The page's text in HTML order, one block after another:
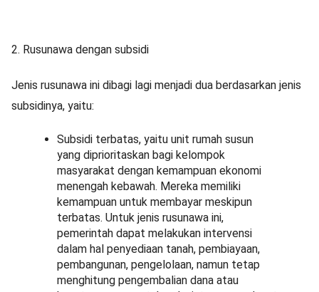
2. Rusunawa dengan subsidi
Jenis rusunawa ini dibagi lagi menjadi dua berdasarkan jenis
subsidinya, yaitu:
Subsidi terbatas, yaitu unit rumah susun
yang diprioritaskan bagi kelompok
masyarakat dengan kemampuan ekonomi
menengah kebawah. Mereka memiliki
kemampuan untuk membayar meskipun
terbatas. Untuk jenis rusunawa ini,
pemerintah dapat melakukan intervensi
dalam hal penyediaan tanah, pembiayaan,
pembangunan, pengelolaan, namun tetap
menghitung pengembalian dana atau